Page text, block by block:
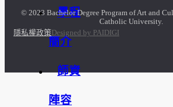
學程
簡介
師資
陣容
© 2023 Bachelor Degree Program of Art and
Catholic University.
隱私權政策 Designed by PAIDIGI